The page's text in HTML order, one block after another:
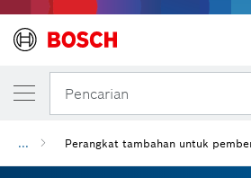
Pencarian
... Perangkat tambahan untuk